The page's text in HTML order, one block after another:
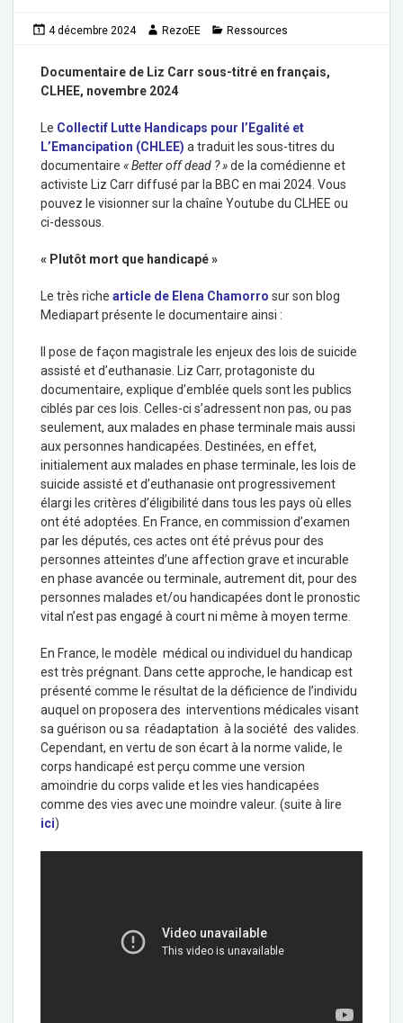
4 décembre 2024 RezoEE Ressources
Documentaire de Liz Carr sous-titré en français,
CLHEE, novembre 2024
Le Collectif Lutte Handicaps pour l’Egalité et
L’Emancipation (CHLEE) a traduit les sous-titres du
documentaire « Better off dead ? »de la comédienne et
activiste Liz Carr diffusé par la BBC en mai 2024. Vous
pouvez le visionner sur la chaîne Youtube du CLHEE ou
ci-dessous.
« Plutôt mort que handicapé »
Le très riche article de Elena Chamorro sur son blog
Mediapart présente le documentaire ainsi :
Il pose de façon magistrale les enjeux des lois de suicide
assisté et d’euthanasie. Liz Carr, protagoniste du
documentaire, explique d’emblée quels sont les publics
ciblés par ces lois. Celles-ci s’adressent non pas, ou pas
seulement, aux malades en phase terminale mais aussi
aux personnes handicapées. Destinées, en effet,
initialement aux malades en phase terminale, les lois de
suicide assisté et d’euthanasie ont progressivement
élargi les critères d’éligibilité dans tous les pays où elles
ont été adoptées. En France, en commission d’examen
par les députés, ces actes ont été prévus pour des
personnes atteintes d’une affection grave et incurable
en phase avancée ou terminale, autrement dit, pour des
personnes malades et/ou handicapées dont le pronostic
vital n’est pas engagé à court ni même à moyen terme.
En France, le modèle médical ou individuel du handicap
est très prégnant. Dans cette approche, le handicap est
présenté comme le résultat de la déficience de l’individu
auquel on proposera des interventions médicales visant
sa guérison ou sa réadaptation à la société des valides.
Cependant, en vertu de son écart à la norme valide, le
corps handicapé est perçu comme une version
amoindrie du corps valide et les vies handicapées
comme des vies avec une moindre valeur. (suite à lire
ici)